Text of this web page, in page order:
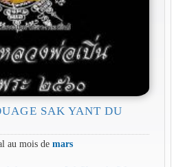
SAK YANT DU
au mois de mars